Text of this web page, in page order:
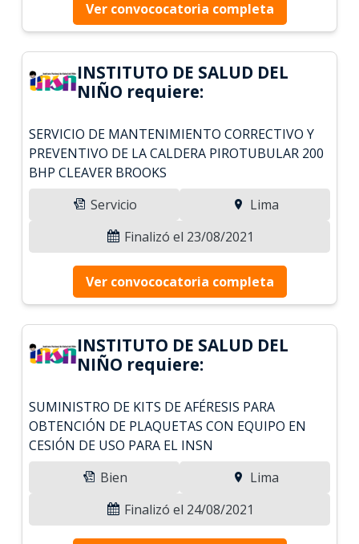
Ver convococatoria completa
INSTITUTO DE SALUD DEL
NIÑO requiere:
SERVICIO DE MANTENIMIENTO CORRECTIVO Y
PREVENTIVO DE LA CALDERA PIROTUBULAR 200
BHP CLEAVER BROOKS
Servicio
Lima
Finalizó el 23/08/2021
Ver convococatoria completa
INSTITUTO DE SALUD DEL
NIÑO requiere:
SUMINISTRO DE KITS DE AFÉRESIS PARA
OBTENCIÓN DE PLAQUETAS CON EQUIPO EN
CESIÓN DE USO PARA EL INSN
Bien
Lima
Finalizó el 24/08/2021